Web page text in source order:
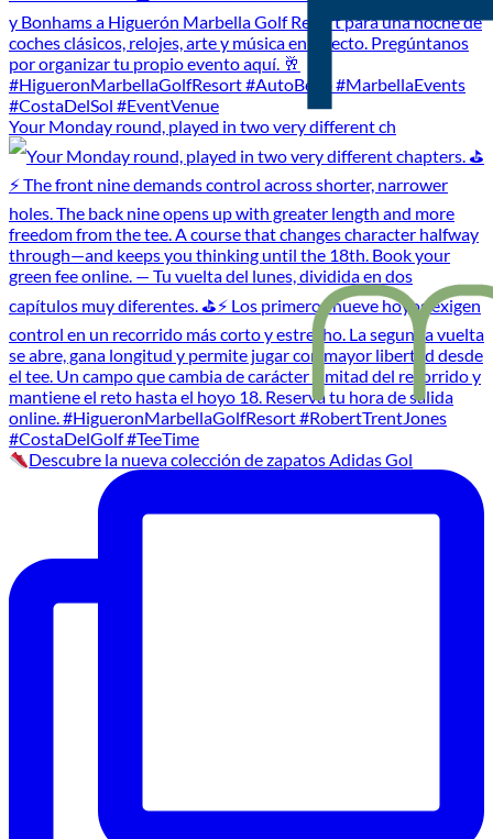
Your Monday round, played in two very different ch
Descubre la nueva colección de zapatos Adidas Gol